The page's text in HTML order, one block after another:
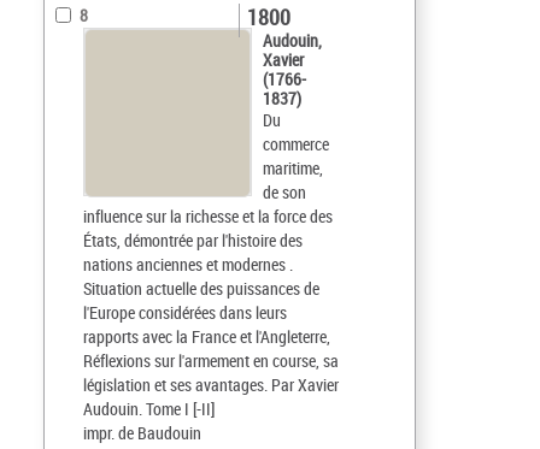
8
Audouin,
Xavier
(1766-
1837)
Du
commerce
maritime,
de son
influence sur la richesse et la force des
États, démontrée par l'histoire des
nations anciennes et modernes .
Situation actuelle des puissances de
l'Europe considérées dans leurs
rapports avec la France et l'Angleterre,
Réflexions sur l'armement en course, sa
législation et ses avantages. Par Xavier
Audouin. Tome I [-II]
impr. de Baudouin
1800